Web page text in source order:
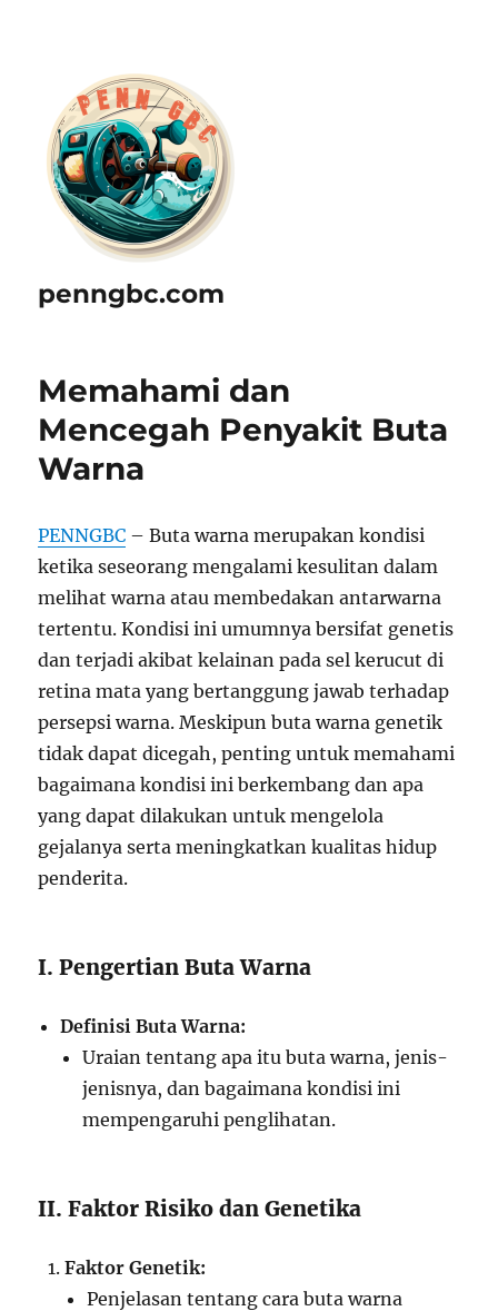
penngbc.com
Memahami dan
Mencegah Penyakit Buta
Warna
PENNGBC – Buta warna merupakan kondisi
ketika seseorang mengalami kesulitan dalam
melihat warna atau membedakan antarwarna
tertentu. Kondisi ini umumnya bersifat genetis
dan terjadi akibat kelainan pada sel kerucut di
retina mata yang bertanggung jawab terhadap
persepsi warna. Meskipun buta warna genetik
tidak dapat dicegah, penting untuk memahami
bagaimana kondisi ini berkembang dan apa
yang dapat dilakukan untuk mengelola
gejalanya serta meningkatkan kualitas hidup
penderita.
I. Pengertian Buta Warna
Definisi Buta Warna:
Uraian tentang apa itu buta warna, jenis-
jenisnya, dan bagaimana kondisi ini
mempengaruhi penglihatan.
II. Faktor Risiko dan Genetika
Faktor Genetik:
Penjelasan tentang cara buta warna